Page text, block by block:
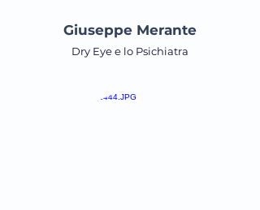
Giuseppe Merante
Dry Eye e lo Psichiatra